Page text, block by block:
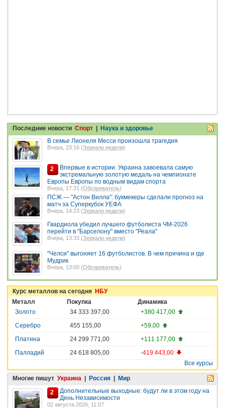
Последние новости Спорт | Наука и здоровье
В семье Лионеля Месси произошла трагедия
Вчера, 23:16 (Зеркало недели)
2
Впервые в истории. Украина завоевала самую
экстремальную золотую медаль на чемпионате
Европы Европы по водным видам спорта
Вчера, 17:31 (Обозреватель)
ПСЖ — "Астон Вилла": букмекеры сделали прогноз на
матч за Суперкубок УЕФА
Вчера, 14:23 (Зеркало недели)
Гвардиола убедил лучшего футболиста ЧМ-2026
перейти в "Барселону" вместо "Реала"
Вчера, 13:33 (Зеркало недели)
"Челси" выгоняет 16 футболистов. В чем причина и где
Мудрик
Вчера, 13:00 (Обозреватель)
Курс металлов на сегодня НБУ
Металл
Покупка
Динамика
Золото
34 333 397,00
+380 417,00
Серебро
455 155,00
+59,00
Платина
24 299 771,00
+111 177,00
Палладий
24 618 805,00
-419 443,00
Все курсы
Многие пишут Украина | Россия | Мир
2
Дополнительные выходные: будут ли в этом году на
День Независимости
02 августа 2026, 11:07